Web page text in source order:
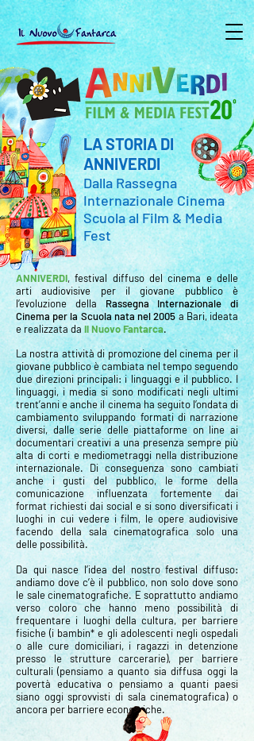
LA STORIA DI
ANNIVERDI
Dalla Rassegna
Internazionale Cinema
Scuola al Film & Media
Fest
ANNIVERDI, festival diffuso del cinema e delle
arti audiovisive per il giovane pubblico è
l’evoluzione dellaRassegna Internazionale di
Cinema per la Scuola nata nel 2005a Bari, ideata
e realizzata daIl Nuovo Fantarca.
La nostra attività di promozione del cinema per il
giovane pubblico è cambiata nel tempo seguendo
due direzioni principali: i linguaggi e il pubblico. I
linguaggi, i media si sono modificati negli ultimi
trent’anni e anche il cinema ha seguito l’ondata di
cambiamento sviluppando formati di narrazione
diversi, dalle serie delle piattaforme on line ai
documentari creativi a una presenza sempre più
alta di corti e mediometraggi nella distribuzione
internazionale. Di conseguenza sono cambiati
anche i gusti del pubblico, le forme della
comunicazione influenzata fortemente dai
format richiesti dai social e si sono diversificati i
luoghi in cui vedere i film, le opere audiovisive
facendo della sala cinematografica solo una
delle possibilità.
Da qui nasce l’idea del nostro festival diffuso:
andiamo dove c’è il pubblico, non solo dove sono
le sale cinematografiche. E soprattutto andiamo
verso coloro che hanno meno possibilità di
frequentare i luoghi della cultura, per barriere
fisiche (i bambin* e gli adolescenti negli ospedali
o alle cure domiciliari, i ragazzi in detenzione
presso le strutture carcerarie), per barriere
culturali (pensiamo a quanto sia diffusa oggi la
povertà educativa o pensiamo a quanti paesi
siano oggi sprovvisti di sala cinematografica) o
ancora per barriere economiche.